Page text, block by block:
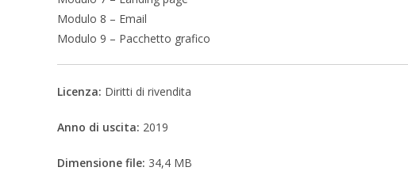
Modulo 8 – Email
Modulo 9 – Pacchetto grafico
Licenza: Diritti di rivendita
Anno di uscita: 2019
Dimensione file: 34,4 MB